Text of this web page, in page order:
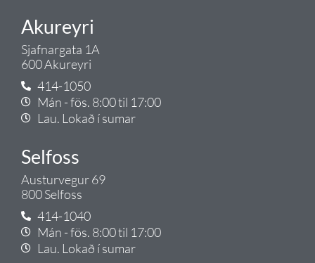
Akureyri
Sjafnargata 1A
600 Akureyri
414-1050
Mán - fös. 8:00 til 17:00
Lau. Lokað í sumar
Selfoss
Austurvegur 69
800 Selfoss
414-1040
Mán - fös. 8:00 til 17:00
Lau. Lokað í sumar